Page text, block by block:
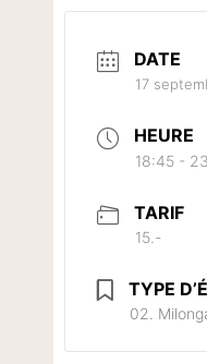
DATE
17
HEURE
18:45 -
TARIF
15.-
TYPE
02.